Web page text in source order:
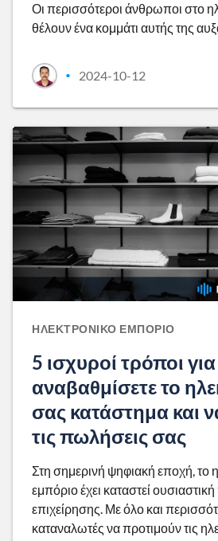
Οι περισσότεροι άνθρωποι στο
θέλουν ένα κομμάτι αυτής της
• 2024-10-12
ΗΛΕΚΤΡΟΝΙΚΌ ΕΜΠΌΡΙΟ
5 ισχυροί τρόποι
αναβαθμίσετε το
σας κατάστημα και
τις πωλήσεις σας
Στη σημερινή ψηφιακή εποχή, το
εμπόριο έχει καταστεί
επιχείρησης. Με όλο και
καταναλωτές να προτιμούν τις